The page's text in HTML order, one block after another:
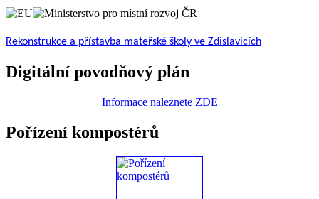
Rekonstrukce a přístavba mateřské školy ve Zdislavicích
Digitální povodňový plán
Informace naleznete ZDE
Pořízení kompostérů